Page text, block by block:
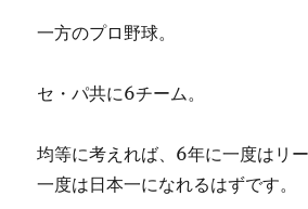
一方のプロ野球。
セ・パ共に6チーム。
均等に考えれば、6年に一度はリ
一度は日本一になれるはずです。